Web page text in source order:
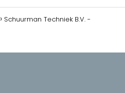
Schuurman Techniek B.V. -